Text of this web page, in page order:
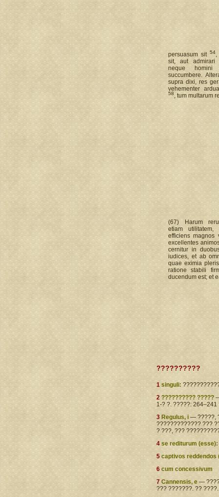
persuasum sit54,
sit, aut
neque homini
succumbere.
supra dixi, res
vehementer
58, tum multarum
(67) Harum
etiam utilitatem,
efficiens
excellentes
cernitur in
iudices, et ab
quae eximia
ratione stabili
ducendum est; et
??????????
1 singuli:
2 ?????????? ?????
1-? ?. ?????:
3 Regulus, i — ?????,
????????????? ???
? ???, ???
4 se rediturum (esse):
5 captivos reddendos
6 cum concessivum
7 Cannensis, e —
??? ???????. ??